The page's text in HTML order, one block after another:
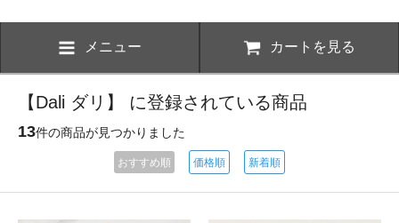
メニュー カートを見る
【Dali ダリ】 に登録されている商品
13件の商品が見つかりました
おすすめ順 価格順 新着順